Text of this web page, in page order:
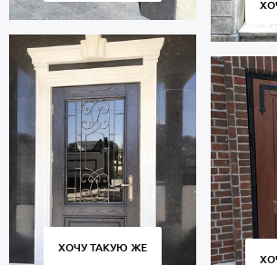
Чтобы сделать заказ или получить
отдел продажи или оставьте заявку на
от 30 дн. Доставка по Москве и Московской
профессиональный монтаж. Гарантия 5 лет.
ХОЧУ ТАКУЮ ЖЕ